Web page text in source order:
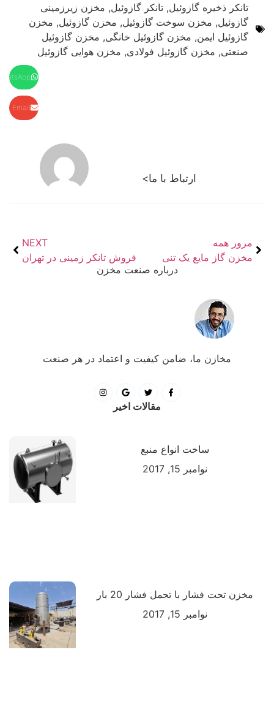
تانکر ذخیره گازوئیل, تانکر گازوئیل, مخزن زیرزمینی
گازوئیل, مخزن سوخت گازوئیل, مخزن گازوئیل, مخزن
گازوئیل ایمن, مخزن گازوئیل خانگی, مخزن گازوئیل
صنعتی, مخزن گازوئیل فولادی, مخزن هوایی گازوئیل
Email
ارتباط با ما>
مرور همه
مخزن گاز مایع یک تنی
NEXT
فروش تانکر زمینی در تهران
درباره صنعت مخزن
مخازن ما، ضامن کیفیت و اعتماد در هر صنعت
مقالات اخیر
ساخت انواع منبع
نوامبر 15, 2017
مخزن تحت فشار با تحمل فشار 20 بار
نوامبر 15, 2017